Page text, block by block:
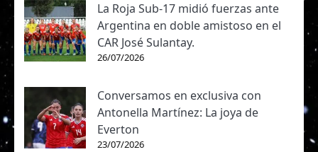
La Roja Sub-17 midió fuerzas ante
Argentina en doble amistoso en el
CAR José Sulantay.
26/07/2026
Conversamos en exclusiva con
Antonella Martínez: La joya de
Everton
23/07/2026